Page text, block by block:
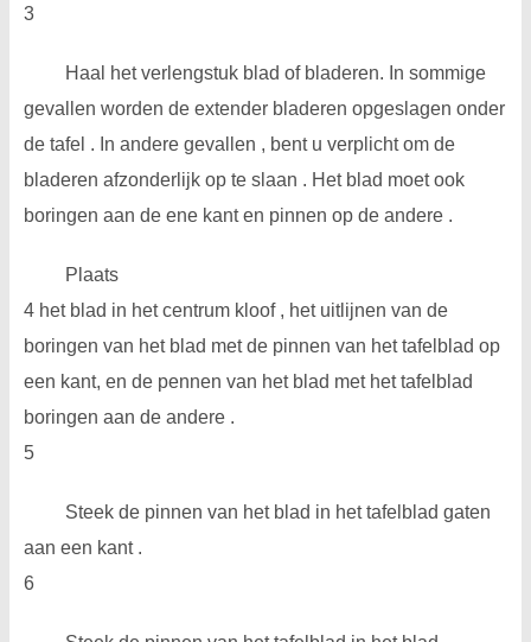
3
Haal het verlengstuk blad of bladeren. In sommige
gevallen worden de extender bladeren opgeslagen onder
de tafel . In andere gevallen , bent u verplicht om de
bladeren afzonderlijk op te slaan . Het blad moet ook
boringen aan de ene kant en pinnen op de andere .
Plaats
4 het blad in het centrum kloof , het uitlijnen van de
boringen van het blad met de pinnen van het tafelblad op
een kant, en de pennen van het blad met het tafelblad
boringen aan de andere .
5
Steek de pinnen van het blad in het tafelblad gaten
aan een kant .
6